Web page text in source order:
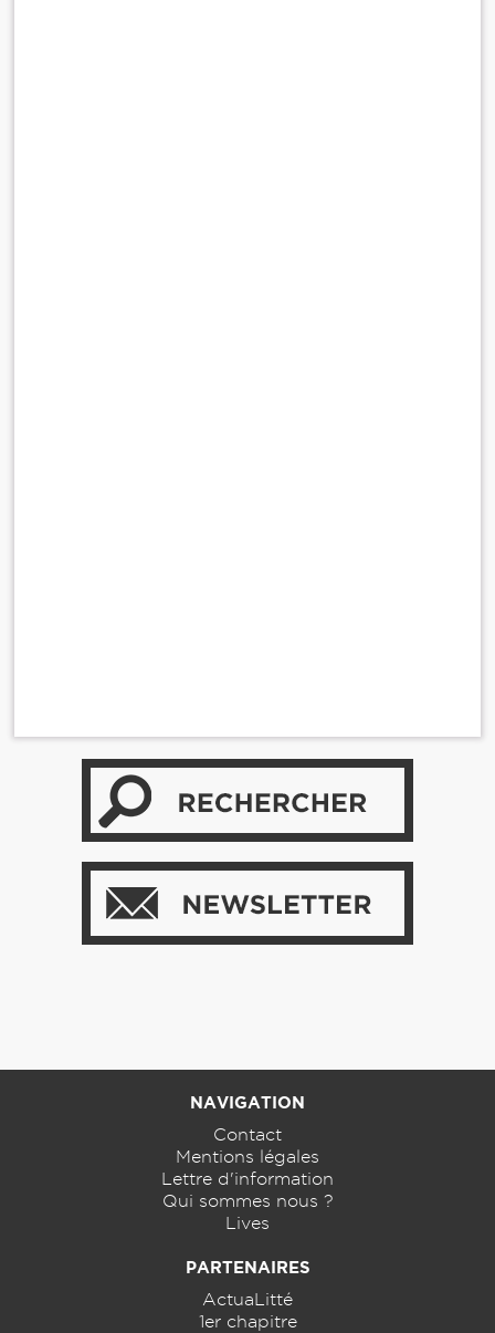
NAVIGATION
Contact
Mentions légales
Lettre d'information
Qui sommes nous ?
Lives
PARTENAIRES
ActuaLitté
1er chapitre